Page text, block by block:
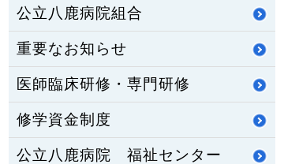
公立八鹿病院組合
重要なお知らせ
医師臨床研修・専門研修
修学資金制度
公立八鹿病院 福祉センター